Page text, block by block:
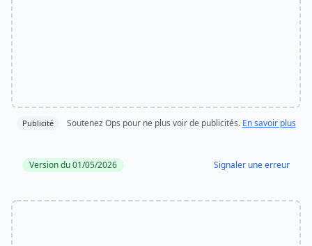
Publicité Soutenez Ops pour ne plus voir de publicités. En savoir plus
Version du 01/05/2026 Signaler une erreur